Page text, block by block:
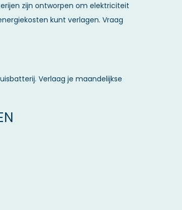
zijn ontworpen om elektriciteit
kunt verlagen. Vraag
Verlaag je maandelijkse